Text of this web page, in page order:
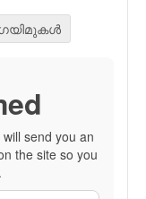
send you an
the site so you